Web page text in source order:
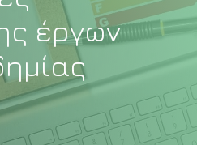
έργων